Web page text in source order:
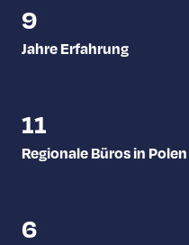
9
Jahre Erfahrung
11
Regionale Büros in Polen
6